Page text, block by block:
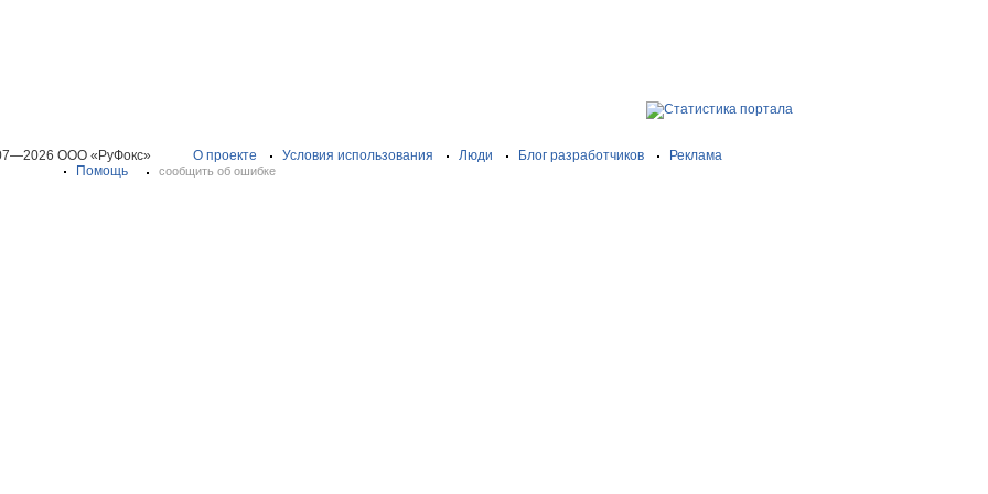
ООО «РуФокс» О проекте Условия использования Люди Блог разработчиков
Реклама
Помощь
сообщить об ошибке